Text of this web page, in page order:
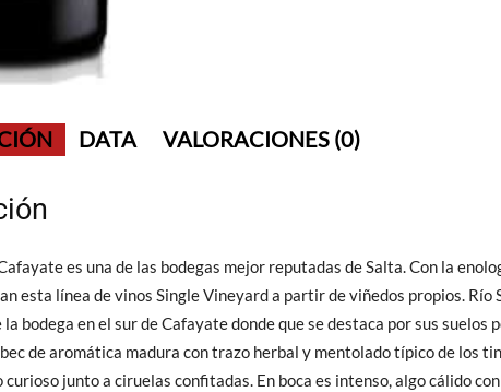
DATA VALORACIONES (0)
es una de las bodegas mejor reputadas de Salta. Con la
esta línea de vinos Single Vineyard a partir de viñedos propios. Río
bodega en el sur de Cafayate donde que se destaca por sus suelos
de aromática madura con trazo herbal y mentolado típico de los
junto a ciruelas confitadas. En boca es intenso, algo cálido